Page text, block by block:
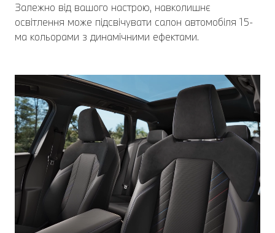
Залежно від вашого настрою, навколишнє
освітлення може підсвічувати салон автомобіля 15-
ма кольорами з динамічними ефектами.